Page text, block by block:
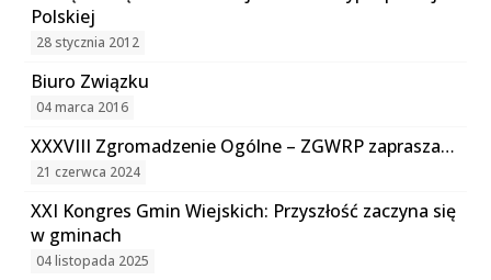
Polskiej
28 stycznia 2012
Biuro Związku
04 marca 2016
XXXVIII Zgromadzenie Ogólne – ZGWRP zaprasza…
21 czerwca 2024
XXI Kongres Gmin Wiejskich: Przyszłość zaczyna się
w gminach
04 listopada 2025